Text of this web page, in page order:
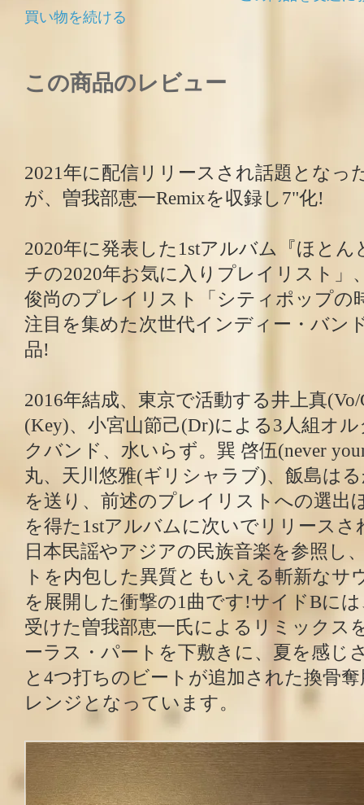
買い物を続ける
この商品のレビュー
2021年に配信リリースされ話題となっ
が、曽我部恵一Remixを収録し7"化!
2020年に発表した1stアルバム『ほと
チの2020年お気に入りプレイリスト」
俊尚のプレイリスト「シティポップの
注目を集めた次世代インディー・バン
品!
2016年結成、東京で活動する井上真
(Key)、小宮山節己(Dr)による3人組オ
クバンド、水いらず。巽 啓伍(never
丸、天川悠雅(ギリシャラブ)、飯島は
を送り、前述のプレイリストへの選出
を得た1stアルバムに次いでリリースさ
日本民謡やアジアの民族音楽を参照し
トを内包した異質ともいえる斬新なサ
を展開した衝撃の1曲です!サイドBに
受けた曽我部恵一氏によるリミックス
ーラス・パートを下敷きに、夏を感じ
と4つ打ちのビートが追加された換骨
レンジとなっています。